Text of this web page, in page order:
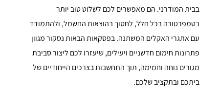
בבית המודרני. הם מאפשרים לכם לשלוט טוב יותר
בטמפרטורה בכל חלל, לחסוך בהוצאות החשמל, ולהתמודד
עם אתגרי האקלים המשתנה. בפסקאות הבאות נסקור מגוון
פתרונות חימום חדשניים ויעילים, שיעזרו לכם ליצור סביבת
מגורים נוחה וחמימה, תוך התחשבות בצרכים הייחודיים של
ביתכם ובתקציב שלכם.